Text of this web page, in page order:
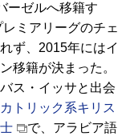
ーゼルへ移籍す
ミアリーグのチェ
ず、2015年にはイ
移籍が決まった。
ス・イッサと出会
カトリック系キリス
で、アラビア語